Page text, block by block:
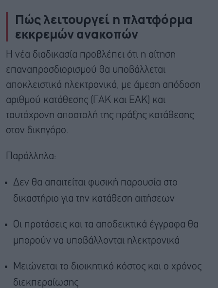
Πώς λειτουργεί η πλατφόρμα
εκκρεμών ανακοπών
Η νέα διαδικασία προβλέπει ότι η αίτηση
επαναπροσδιορισμού θα υποβάλλεται
αποκλειστικά ηλεκτρονικά, με άμεση απόδοση
αριθμού κατάθεσης (ΓΑΚ και ΕΑΚ) και
ταυτόχρονη αποστολή της πράξης κατάθεσης
στον δικηγόρο.
Παράλληλα:
Δεν θα απαιτείται φυσική παρουσία στο
δικαστήριο για την κατάθεση αιτήσεων
Οι προτάσεις και τα αποδεικτικά έγγραφα θα
μπορούν να υποβάλλονται ηλεκτρονικά
Μειώνεται το διοικητικό κόστος και ο χρόνος
διεκπεραίωσης